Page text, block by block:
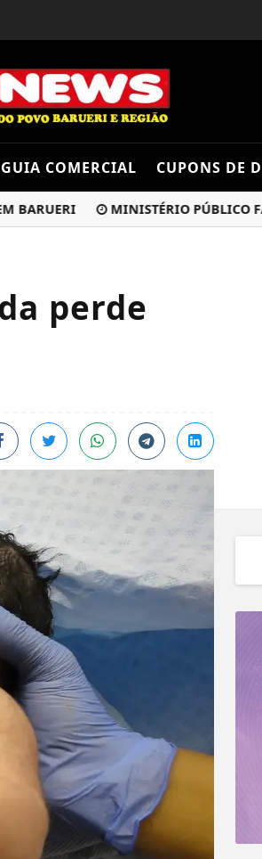
GUIA COMERCIAL CUPONS DE
MINISTÉRIO PÚBLICO FARÁ
perde